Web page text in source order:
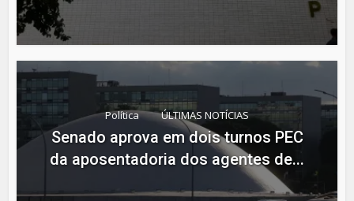
Política ÚLTIMAS NOTÍCIAS
Senado aprova em dois turnos PEC
da aposentadoria dos agentes de...